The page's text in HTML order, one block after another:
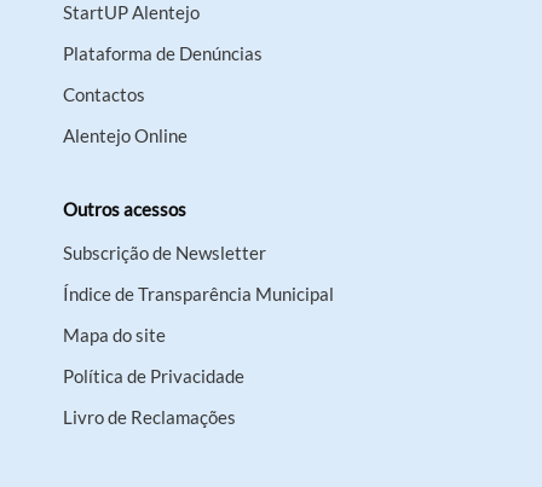
StartUP Alentejo
Plataforma de Denúncias
Contactos
Alentejo Online
Outros acessos
Subscrição de Newsletter
Índice de Transparência Municipal
Mapa do site
Política de Privacidade
Livro de Reclamações